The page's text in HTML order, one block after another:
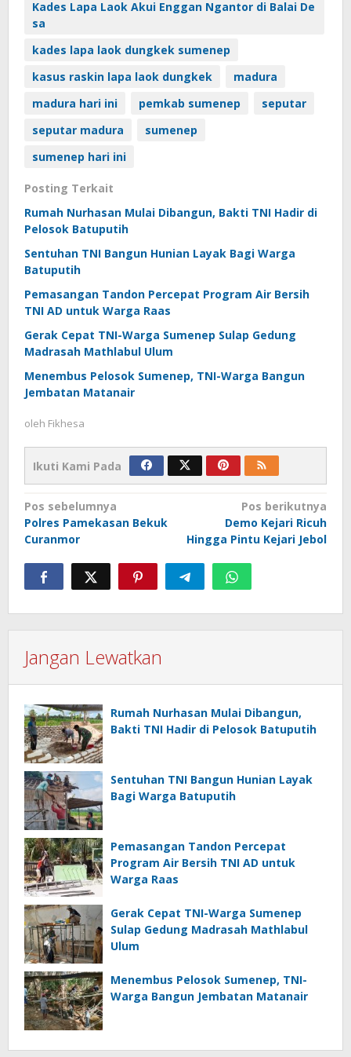
Kades Lapa Laok Akui Enggan Ngantor di Balai De
sa
kades lapa laok dungkek sumenep
kasus raskin lapa laok dungkek
madura
madura hari ini
pemkab sumenep
seputar
seputar madura
sumenep
sumenep hari ini
Posting Terkait
Rumah Nurhasan Mulai Dibangun, Bakti TNI Hadir di
Pelosok Batuputih
Sentuhan TNI Bangun Hunian Layak Bagi Warga
Batuputih
Pemasangan Tandon Percepat Program Air Bersih
TNI AD untuk Warga Raas
Gerak Cepat TNI-Warga Sumenep Sulap Gedung
Madrasah Mathlabul Ulum
Menembus Pelosok Sumenep, TNI-Warga Bangun
Jembatan Matanair
oleh Fikhesa
Ikuti Kami Pada
Navigasi
pos
Pos sebelumnya
Polres Pamekasan Bekuk
Curanmor
Pos berikutnya
Demo Kejari Ricuh
Hingga Pintu Kejari Jebol
Jangan Lewatkan
Rumah Nurhasan Mulai Dibangun,
Bakti TNI Hadir di Pelosok Batuputih
Sentuhan TNI Bangun Hunian Layak
Bagi Warga Batuputih
Pemasangan Tandon Percepat
Program Air Bersih TNI AD untuk
Warga Raas
Gerak Cepat TNI-Warga Sumenep
Sulap Gedung Madrasah Mathlabul
Ulum
Menembus Pelosok Sumenep, TNI-
Warga Bangun Jembatan Matanair